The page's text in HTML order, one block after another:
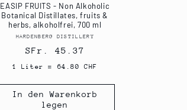
EASIP FRUITS - Non Alkoholic
Botanical Distillates, fruits &
herbs, alkoholfrei, 700 ml
Anbieter:
HARDENBERG DISTILLERY
Normaler
Preis
SFr. 45.37
1 Liter = 64.80 CHF
In den Warenkorb
legen